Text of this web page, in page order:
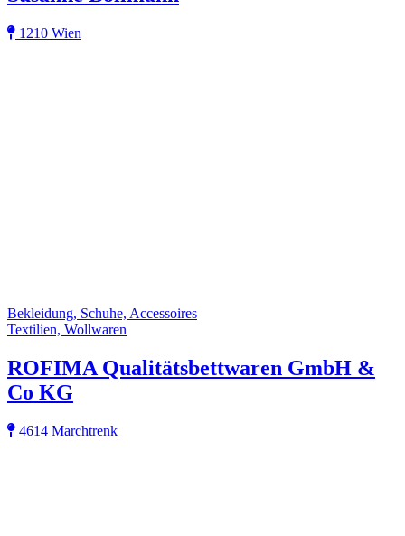
1210 Wien
Bekleidung, Schuhe, Accessoires
Textilien, Wollwaren
ROFIMA Qualitätsbettwaren GmbH &
Co KG
4614 Marchtrenk